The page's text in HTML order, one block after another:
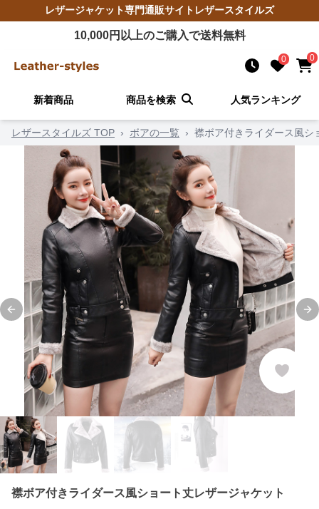
レザージャケット専門通販サイト レザースタイルズ
10,000円以上のご購入で送料無料
0 0
新着商品 商品を検索 人気ランキング
レザースタイルズ TOP › ボアの一覧 › 襟ボア付きライダース風シ
Previous slide
襟ボア付きライダース風ショート丈レザージャケット